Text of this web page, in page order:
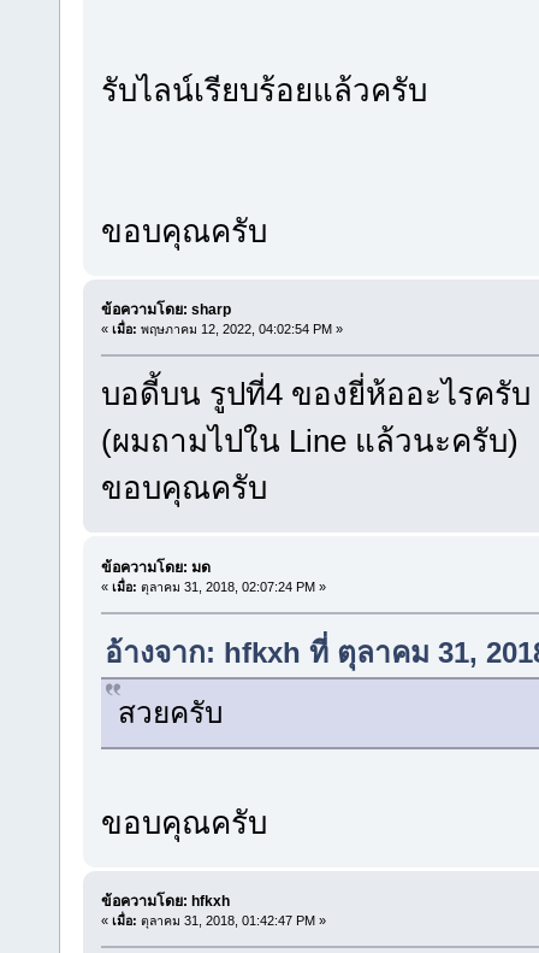
รับไลน์เรียบร้อยแล้วครับ
ขอบคุณครับ
ข้อความโดย: sharp
« เมื่อ: พฤษภาคม 12, 2022, 04:02:54 PM »
บอดี้บน รูปที่4 ของยี่ห้ออะไรครับ
(ผมถามไปใน Line แล้วนะครับ)
ขอบคุณครับ
ข้อความโดย: มด
« เมื่อ: ตุลาคม 31, 2018, 02:07:24 PM »
อ้างจาก: hfkxh ที่ ตุลาคม 31,
สวยครับ
ขอบคุณครับ
ข้อความโดย: hfkxh
« เมื่อ: ตุลาคม 31, 2018, 01:42:47 PM »